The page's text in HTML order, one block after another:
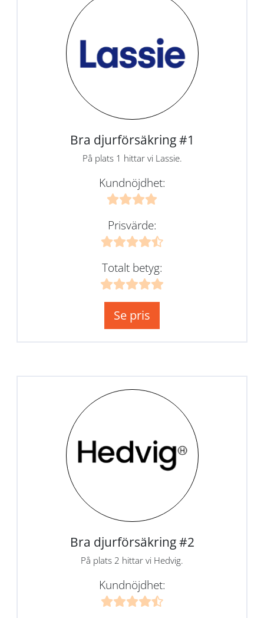
Bra djurförsäkring #1
På plats 1 hittar vi Lassie.
Kundnöjdhet:
Prisvärde:
Totalt betyg:
Se pris
Bra djurförsäkring #2
På plats 2 hittar vi Hedvig.
Kundnöjdhet: